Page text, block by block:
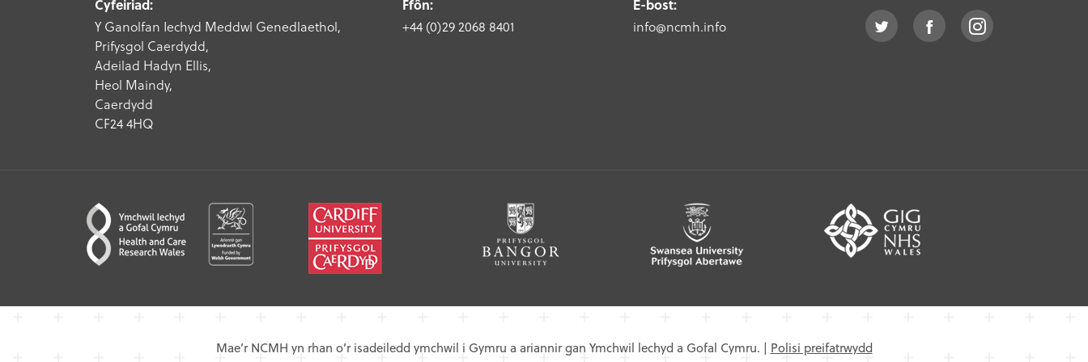
Cyfeiriad:
Y Ganolfan Iechyd Meddwl Genedlaethol,
Prifysgol Caerdydd,
Adeilad Hadyn Ellis,
Heol Maindy,
Caerdydd
CF24 4HQ
Ffôn:
+44 (0)29 2068 8401
E-bost:
info@ncmh.info
Mae’r NCMH yn rhan o’r isadeiledd ymchwil i Gymru a ariannir gan Ymchwil lechyd a Gofal Cymru. | Polisi preifatrwydd